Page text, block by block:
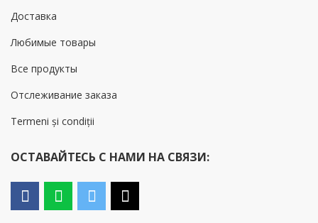
Доставка
Любимые товары
Все продукты
Отслеживание заказа
Termeni și condiții
ОСТАВАЙТЕСЬ С НАМИ НА СВЯЗИ: